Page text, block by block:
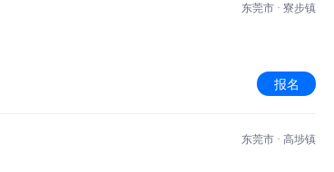
东莞市 · 寮步镇
报名
东莞市 · 高埗镇